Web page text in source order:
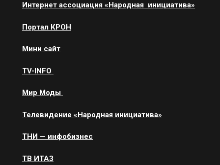
Интернет ассоциация «Народная инициатива»
Портал КРОН
Мини сайт
ТV-INFO
Мир Моды
Телевидение «Народная инициатива»
ТНИ — инфобизнес
ТВ ИТАЗ